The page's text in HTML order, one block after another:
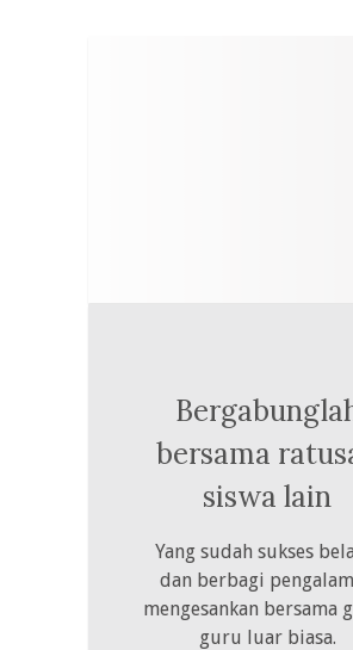
bersama
siswa lain
Yang sudah sukses
dan berbagi
mengesankan bersama
guru luar biasa.